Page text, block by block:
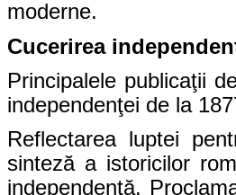
moderne.
Cucerirea
Principalele publicaţii
independenţei de la
Reflectarea luptei
sinteză a istoricilor
independenţă.